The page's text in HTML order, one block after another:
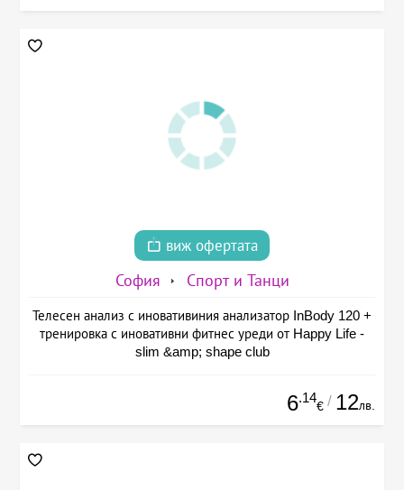
виж офертата
София Спорт и Танци
Телесен анализ с иновативиния анализатор InBody 120 +
тренировка с иновативни фитнес уреди от Happy Life -
slim &amp; shape club
6.14
€ / 12лв.